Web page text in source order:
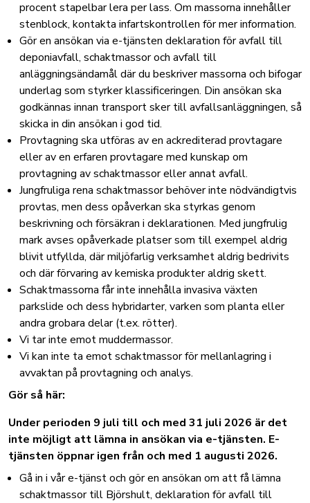
procent stapelbar lera per lass. Om massorna innehåller
stenblock, kontakta infartskontrollen för mer information.
Gör en ansökan via e-tjänsten deklaration för avfall till
deponiavfall, schaktmassor och avfall till
anläggningsändamåldär du beskriver massorna och bifogar
underlag som styrker klassificeringen. Din ansökan ska
godkännas innan transport sker till avfallsanläggningen, så
skicka in din ansökan i god tid.
Provtagning ska utföras av en ackrediterad provtagare
eller av en erfaren provtagare med kunskap om
provtagning av schaktmassor eller annat avfall.
Jungfruliga rena schaktmassor behöver inte nödvändigtvis
provtas, men dess opåverkan ska styrkas genom
beskrivning och försäkran i deklarationen. Med jungfrulig
mark avses opåverkade platser som till exempel aldrig
blivit utfyllda, där miljöfarlig verksamhet aldrig bedrivits
och där förvaring av kemiska produkter aldrig skett.
Schaktmassorna får inte innehålla invasiva växten
parkslide och dess hybridarter, varken som planta eller
andra grobara delar (t.ex. rötter).
Vi tar inte emot muddermassor.
Vi kan inte ta emot schaktmassor för mellanlagring i
avvaktan på provtagning och analys.
Gör så här:
Under perioden 9 juli till och med 31 juli 2026 är det
inte möjligt att lämna in ansökan via e-tjänsten. E-
tjänsten öppnar igen från och med 1 augusti 2026.
Gå in i vår e-tjänst och gör en ansökan om att få lämna
schaktmassor till Björshult, deklaration för avfall till